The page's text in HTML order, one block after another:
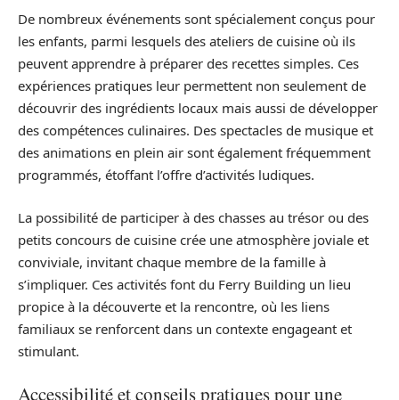
De nombreux événements sont spécialement conçus pour
les enfants, parmi lesquels des ateliers de cuisine où ils
peuvent apprendre à préparer des recettes simples. Ces
expériences pratiques leur permettent non seulement de
découvrir des ingrédients locaux mais aussi de développer
des compétences culinaires. Des spectacles de musique et
des animations en plein air sont également fréquemment
programmés, étoffant l’offre d’activités ludiques.
La possibilité de participer à des chasses au trésor ou des
petits concours de cuisine crée une atmosphère joviale et
conviviale, invitant chaque membre de la famille à
s’impliquer. Ces activités font du Ferry Building un lieu
propice à la découverte et la rencontre, où les liens
familiaux se renforcent dans un contexte engageant et
stimulant.
Accessibilité et conseils pratiques pour une